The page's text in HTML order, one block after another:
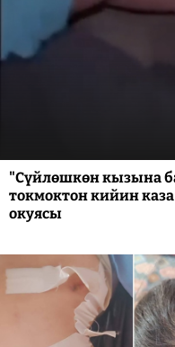
"Сүйлөшкөн кызына
токмоктон кийин
окуясы